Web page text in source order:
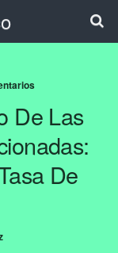
De Las
De